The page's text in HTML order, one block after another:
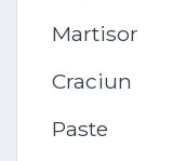
Martisor
Craciun
Paste